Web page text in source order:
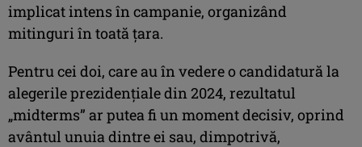
implicat intens în campanie, organizând
mitinguri în toată ţara.
Pentru cei doi, care au în vedere o candidatură la
alegerile prezidenţiale din 2024, rezultatul
„midterms” ar putea fi un moment decisiv, oprind
avântul unuia dintre ei sau, dimpotrivă,